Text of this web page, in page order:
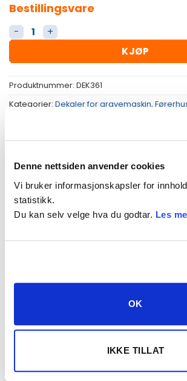
Denne nettsiden anvender cookies
Vi bruker informasjonskapsler for
statistikk.
Du kan selv velge hva du godtar. Les
OK
IKKE TILLAT
Bestillingsvare
Dekaler SK135SR antall
KJØP
Produktnummer: DEK361
Kategorier: Dekaler for gravemaskin,
TILLEGGSINFORMASJON